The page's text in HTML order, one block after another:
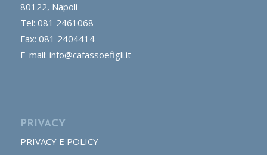
80122, Napoli
Tel: 081 2461068
Fax: 081 2404414
E-mail: info@cafassoefigli.it
PRIVACY
PRIVACY E POLICY